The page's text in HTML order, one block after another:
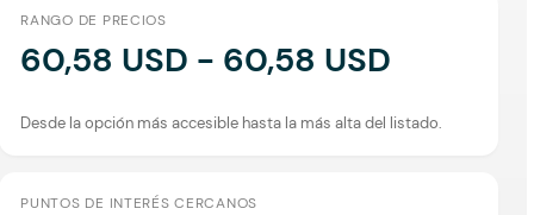
RANGO DE PRECIOS
60,58 USD - 60,58 USD
Desde la opción más accesible hasta la más alta del listado.
PUNTOS DE INTERÉS CERCANOS